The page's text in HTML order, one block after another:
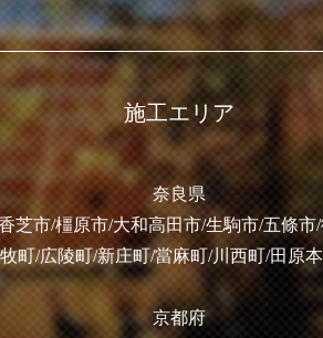
施工エリア
奈良県
芝市/橿原市/大和高田市/生駒市/五條
町/広陵町/新庄町/當麻町/川西町/田原
京都府